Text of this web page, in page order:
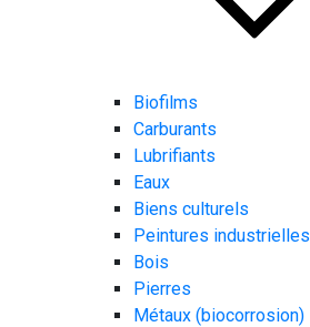
Biofilms
Carburants
Lubrifiants
Eaux
Biens culturels
Peintures industrielles
Bois
Pierres
Métaux (biocorrosion)